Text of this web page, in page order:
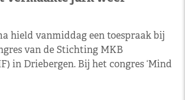
hield vanmiddag een toespraak bij
van de Stichting MKB
in Driebergen. Bij het congres ‘Mind